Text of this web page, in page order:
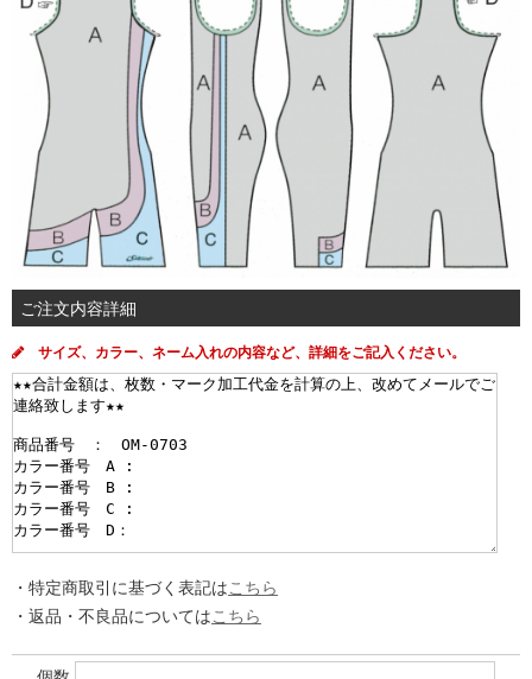
ご注文内容詳細
サイズ、カラー、ネーム入れの内容など、詳細をご記入ください。
・特定商取引に基づく表記はこちら
・返品・不良品についてはこちら